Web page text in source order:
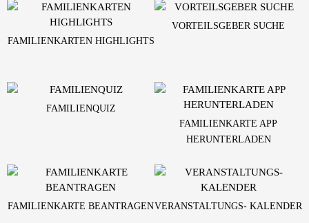
FAMILIENKARTEN HIGHLIGHTS
VORTEILSGEBER SUCHE
FAMILIENQUIZ
FAMILIENKARTE APP
HERUNTERLADEN
FAMILIENKARTE BEANTRAGENVERANSTALTUNGS- KALENDER